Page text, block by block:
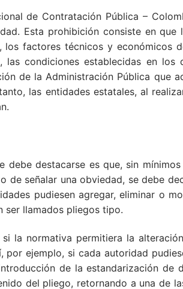
de Contratación Pública –
Esta prohibición consiste en
los factores técnicos y económicos
las condiciones establecidas en
de la Administración Pública que
las entidades estatales, al
destacarse es que, sin
de señalar una obviedad, se debe
pudiesen agregar, eliminar o
ser llamados pliegos tipo.
la normativa permitiera la
por ejemplo, si cada autoridad
de la estandarización de
del pliego, retornando a una de